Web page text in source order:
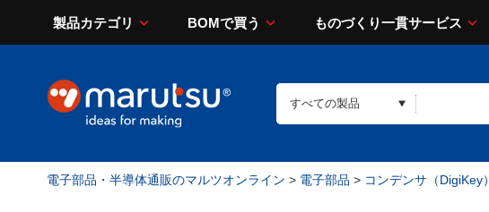
製品カテゴリ BOMで買う ものづくり一貫サービス
電子部品・半導体通販のマルツオンライン > 電子部品 > コンデンサ（DigiKey）